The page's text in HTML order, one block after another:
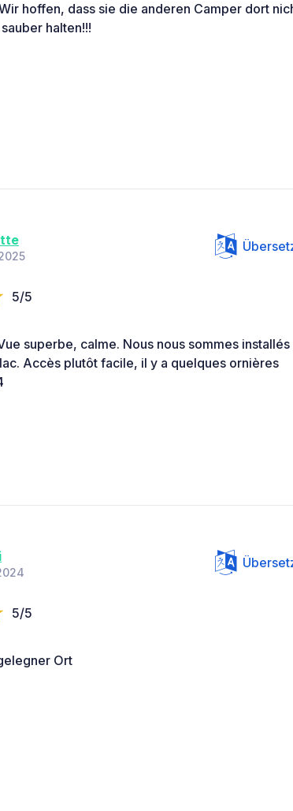
hoffen, dass sie die anderen Camper dort
halten!!!
5/5
superbe, calme. Nous nous sommes installés
Accès plutôt facile, il y a quelques ornières
5/5
Ort